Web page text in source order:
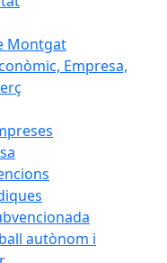
Montgat
Empresa,
autònom i